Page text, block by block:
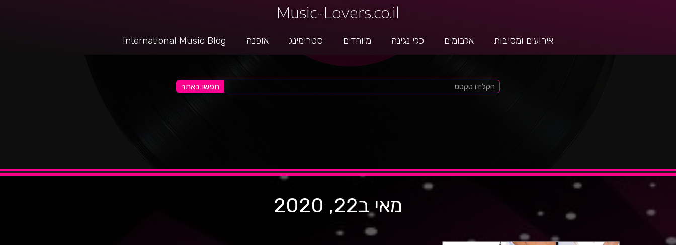
Music-Lovers.co.il
אירועים ומסיבות אלבומים כלי נגינה מיוחדים סטרימינג אופנה International Music Blog
חפשו באתר
מאי ב22, 2020